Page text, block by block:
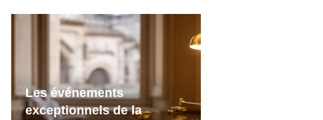
Les événements
exceptionnels de la